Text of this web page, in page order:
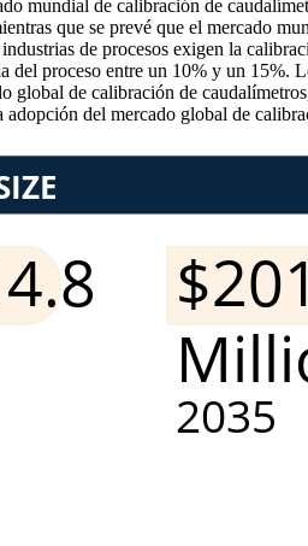
mundial de calibración de
que se prevé que el mercado
de procesos exigen la
proceso entre un 10% y un
global de calibración de
del mercado global de